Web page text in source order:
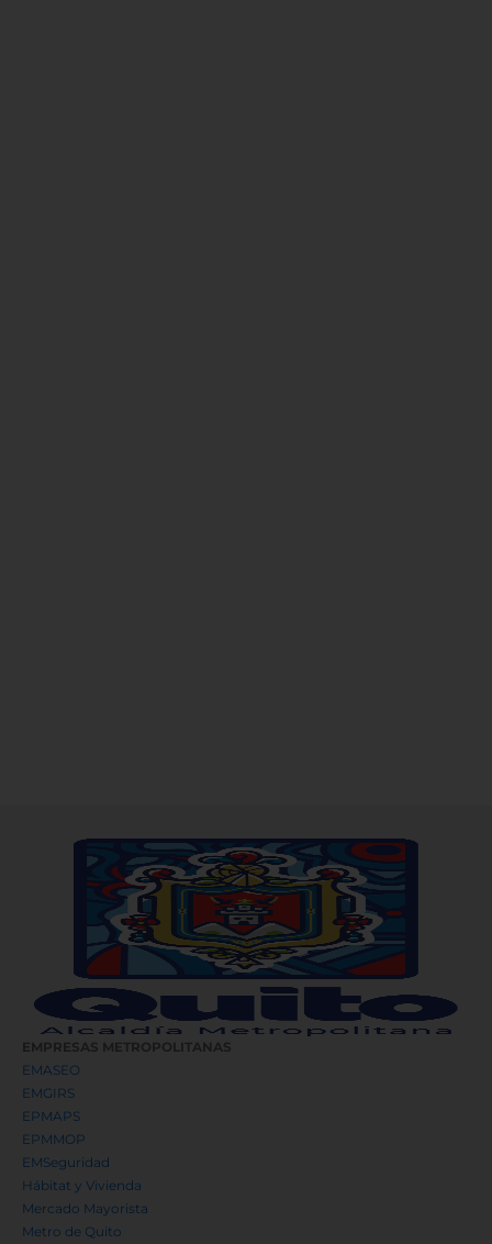
EMPRESAS METROPOLITANAS
EMASEO
EMGIRS
EPMAPS
EPMMOP
EMSeguridad
Hábitat y Vivienda
Mercado Mayorista
Metro de Quito